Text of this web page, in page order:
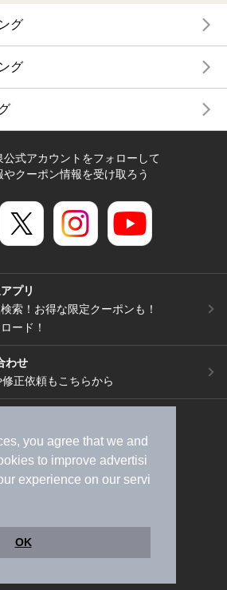
you agree that we and
to improve advertisi
experience on our servi
OK
グ
グ
公式アカウントをフォローして
やクーポン情報を受け取ろう
プリ
索！お得な限定クーポンも！
ード！
わせ
正依頼もこちらから
資料請求）
広告出稿のご案内
イフスタイルMEMBERS+規約
基づく表記
ヘルプ
採用情報